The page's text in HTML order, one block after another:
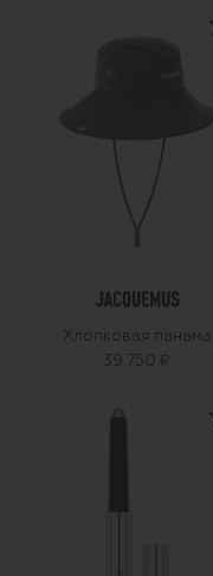
Хлопковая панама
39 750 ₽